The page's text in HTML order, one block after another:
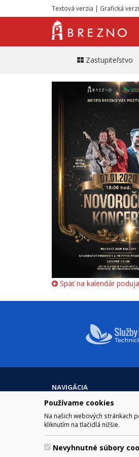
Používame cookies
Na našich webových stránkach
kliknutím na tlačidlá nižšie.
Nevyhnutné súbory
Textová verzia | Grafická
Zastupiteľstvo
Späť na kalendár
NAVIGÁCIA
Mesto Brezno
Kultúra a šport